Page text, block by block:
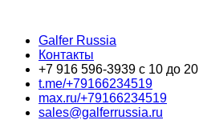
Galfer Russia
Контакты
+7 916 596-3939 с 10 до 20
t.me/+79166234519
max.ru/+79166234519
sales@galferrussia.ru